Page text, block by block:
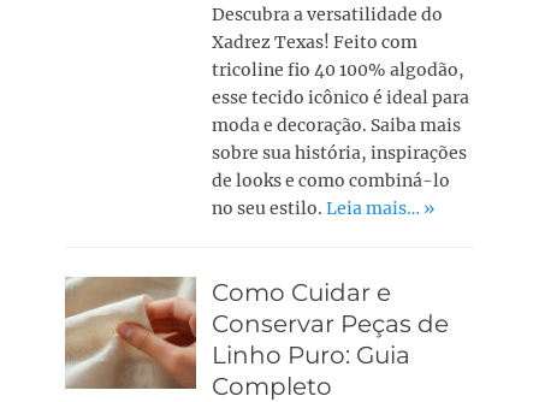
Descubra a versatilidade do
Xadrez Texas! Feito com
tricoline fio 40 100% algodão,
esse tecido icônico é ideal para
moda e decoração. Saiba mais
sobre sua história, inspirações
de looks e como combiná-lo
no seu estilo.Leia mais… »
Como Cuidar e
Conservar Peças de
Linho Puro: Guia
Completo